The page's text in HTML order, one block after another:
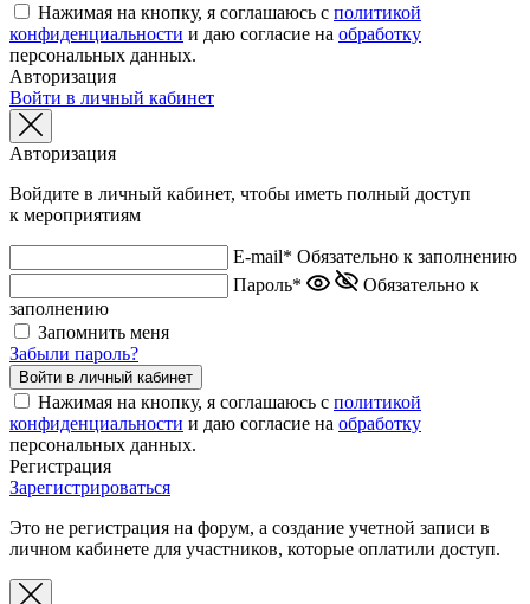
Нажимая на кнопку, я соглашаюсь с политикой
конфиденциальности и даю согласие на обработку
персональных данных.
Авторизация
Войти в личный кабинет
Авторизация
Войдите в личный кабинет, чтобы иметь полный доступ
к мероприятиям
E-mail* Обязательно к заполнению
Пароль*
Обязательно к
заполнению
Запомнить меня
Забыли пароль?
Нажимая на кнопку, я соглашаюсь с политикой
конфиденциальности и даю согласие на обработку
персональных данных.
Регистрация
Зарегистрироваться
Это не регистрация на форум, а создание учетной записи в
личном кабинете для участников, которые оплатили доступ.